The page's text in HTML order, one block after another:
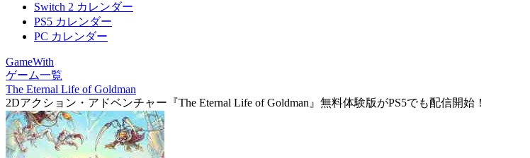
Switch 2 カレンダー
PS5 カレンダー
PC カレンダー
GameWith
ゲーム一覧
The Eternal Life of Goldman
2Dアクション・アドベンチャー『The Eternal Life of Goldman』無料体験版がPS5でも配信開始！